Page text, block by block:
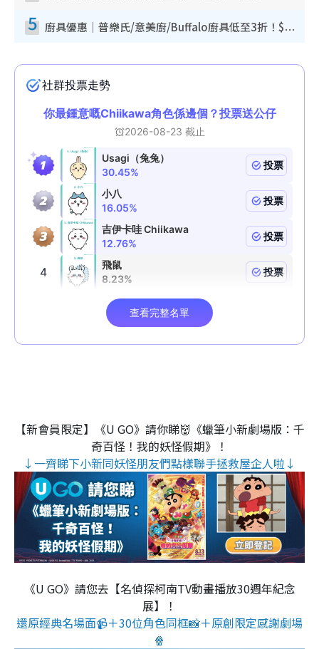
5 廚具優惠｜普樂氏/意美廚/Buffalo廚具低至3折！$89起買煎鍋／炒鑊／個人鍋 同場小家電激減至$99起
【新會員限定】《U GO》請你睇👹《蠟筆小新劇場版：千
奇百怪！我的妖怪假期》！
↓一齊睇下小新同妖怪朋友們點樣聯手拯救屋企人啦↓
《U GO》請您去【名偵探柯南TV動畫播放30週年紀念
展】！
還原經典名場面📹＋30位角色同框📸＋原創限定感謝劇場
🍿